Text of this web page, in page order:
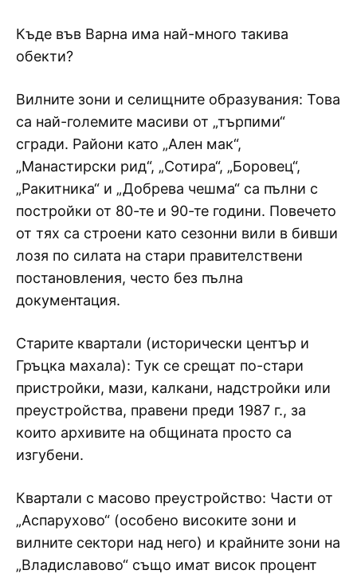
Къде във Варна има най-много такива
обекти?
Вилните зони и селищните образувания: Това
са най-големите масиви от „търпими“
сгради. Райони като „Ален мак“,
„Манастирски рид“, „Сотира“, „Боровец“,
„Ракитника“ и „Добрева чешма“ са пълни с
постройки от 80-те и 90-те години. Повечето
от тях са строени като сезонни вили в бивши
лозя по силата на стари правителствени
постановления, често без пълна
документация.
Старите квартали (исторически център и
Гръцка махала): Тук се срещат по-стари
пристройки, мази, калкани, надстройки или
преустройства, правени преди 1987 г., за
които архивите на общината просто са
изгубени.
Квартали с масово преустройство: Части от
„Аспарухово“ (особено високите зони и
вилните сектори над него) и крайните зони на
„Владиславово“ също имат висок процент